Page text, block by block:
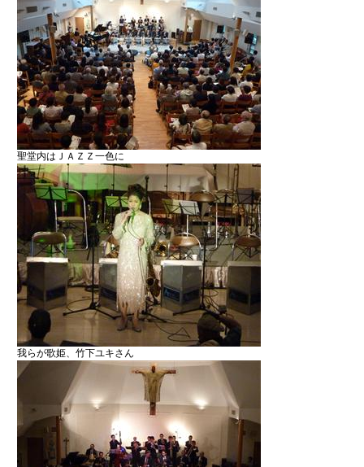
聖堂内はＪＡＺＺ一色に
我らが歌姫、竹下ユキさん